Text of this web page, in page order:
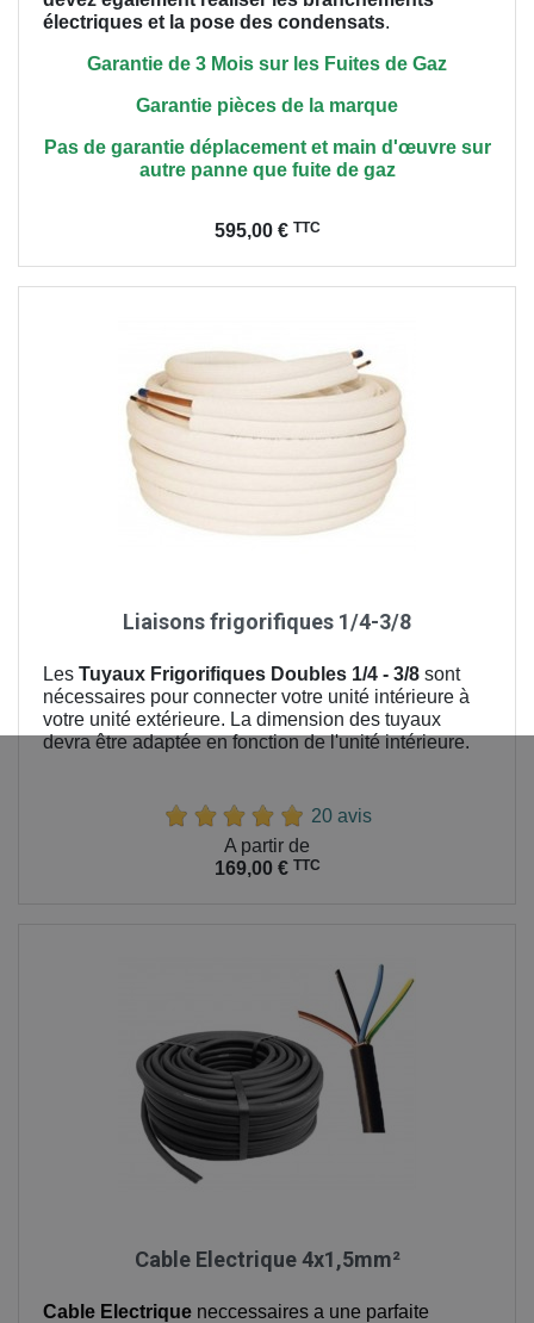
électriques et la pose des condensats.
Garantie de 3 Mois sur les Fuites de Gaz
Garantie pièces de la marque
Pas de garantie déplacement et main d'œuvresur
autre panne que fuite de gaz
595,00 € TTC
Liaisons frigorifiques 1/4-3/8
Les Tuyaux Frigorifiques Doubles 1/4 - 3/8 sont
nécessaires pour connecter votre unité intérieure à
votre unité extérieure. La dimension des tuyaux
devra être adaptée en fonction de l'unité intérieure.
20 avis
A partir de
169,00 € TTC
Cable Electrique 4x1,5mm²
Cable Electrique neccessaires a une parfaite